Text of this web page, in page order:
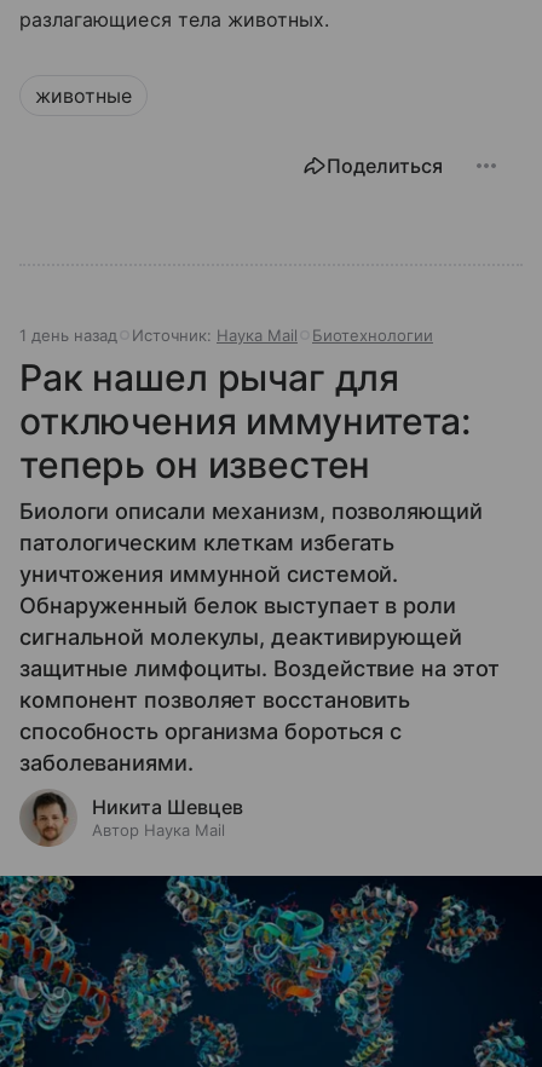
разлагающиеся тела животных.
животные
Поделиться
1 день назад Источник: Наука Mail Биотехнологии
Рак нашел рычаг для
отключения иммунитета:
теперь он известен
Биологи описали механизм, позволяющий
патологическим клеткам избегать
уничтожения иммунной системой.
Обнаруженный белок выступает в роли
сигнальной молекулы, деактивирующей
защитные лимфоциты. Воздействие на этот
компонент позволяет восстановить
способность организма бороться с
заболеваниями.
Никита Шевцев
Автор Наука Mail